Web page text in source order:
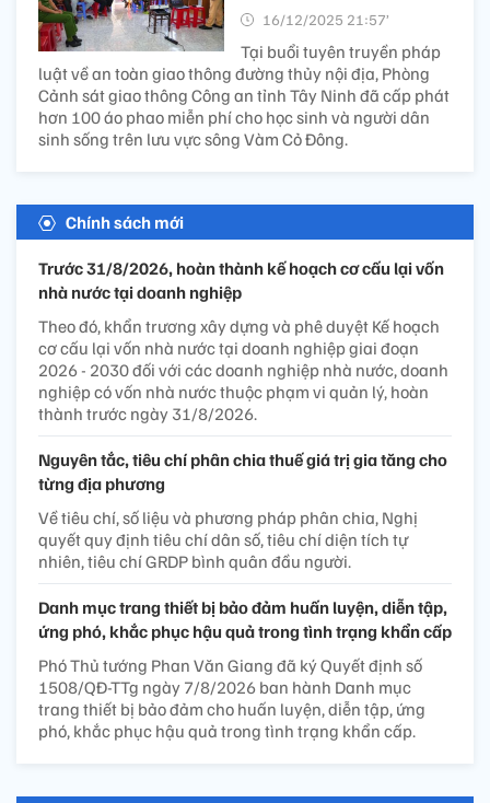
16/12/2025 21:57’
Tại buổi tuyên truyền pháp
luật về an toàn giao thông đường thủy nội địa, Phòng
Cảnh sát giao thông Công an tỉnh Tây Ninh đã cấp phát
hơn 100 áo phao miễn phí cho học sinh và người dân
sinh sống trên lưu vực sông Vàm Cỏ Đông.
Chính sách mới
Trước 31/8/2026, hoàn thành kế hoạch cơ cấu lại vốn
nhà nước tại doanh nghiệp
Theo đó, khẩn trương xây dựng và phê duyệt Kế hoạch
cơ cấu lại vốn nhà nước tại doanh nghiệp giai đoạn
2026 - 2030 đối với các doanh nghiệp nhà nước, doanh
nghiệp có vốn nhà nước thuộc phạm vi quản lý, hoàn
thành trước ngày 31/8/2026.
Nguyên tắc, tiêu chí phân chia thuế giá trị gia tăng cho
từng địa phương
Về tiêu chí, số liệu và phương pháp phân chia, Nghị
quyết quy định tiêu chí dân số, tiêu chí diện tích tự
nhiên, tiêu chí GRDP bình quân đầu người.
Danh mục trang thiết bị bảo đảm huấn luyện, diễn tập,
ứng phó, khắc phục hậu quả trong tình trạng khẩn cấp
Phó Thủ tướng Phan Văn Giang đã ký Quyết định số
1508/QĐ-TTg ngày 7/8/2026 ban hành Danh mục
trang thiết bị bảo đảm cho huấn luyện, diễn tập, ứng
phó, khắc phục hậu quả trong tình trạng khẩn cấp.